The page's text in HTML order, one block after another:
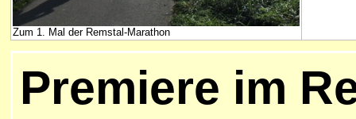
Zum 1. Mal der Remstal-Marathon
Premiere im